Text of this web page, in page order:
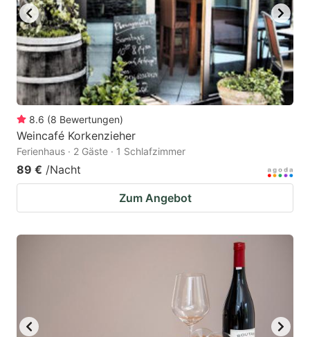
8.6 (8 Bewertungen)
Weincafé Korkenzieher
Ferienhaus · 2 Gäste · 1 Schlafzimmer
89 € /Nacht
Zum Angebot